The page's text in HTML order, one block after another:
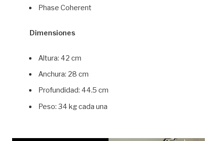
Phase Coherent
Dimensiones
Altura: 42 cm
Anchura: 28 cm
Profundidad: 44.5 cm
Peso: 34 kg cada una